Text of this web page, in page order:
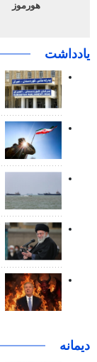
هورموز
یادداشت
دیمانە